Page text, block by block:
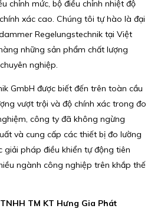
chỉnh mức, bộ điều chỉnh nhiệt độ
xác cao. Chúng tôi tự hào là đại
Regelungstechnik tại Việt
những sản phẩm chất lượng
nghiệp.
GmbH được biết đến trên toàn cầu
vượt trội và độ chính xác trong đo
công ty đã không ngừng
và cung cấp các thiết bị đo lường
giải pháp điều khiển tự động tiên
ngành công nghiệp trên khắp thế
TM KT Hưng Gia Phát